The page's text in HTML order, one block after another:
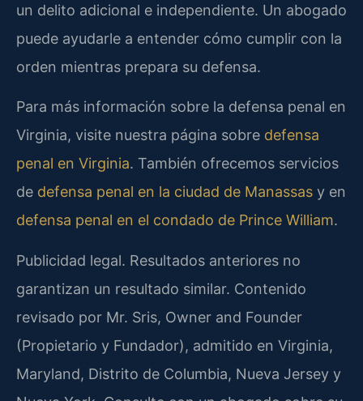
un delito adicional e independiente. Un abogado
puede ayudarle a entender cómo cumplir con la
orden mientras prepara su defensa.
Para más información sobre la defensa penal en
Virginia, visite nuestra página sobre defensa
penal en Virginia. También ofrecemos servicios
de defensa penal en la ciudad de Manassas y en
defensa penal en el condado de Prince William.
Publicidad legal. Resultados anteriores no
garantizan un resultado similar. Contenido
revisado por Mr. Sris, Owner and Founder
(Propietario y Fundador), admitido en Virginia,
Maryland, Distrito de Columbia, Nueva Jersey y